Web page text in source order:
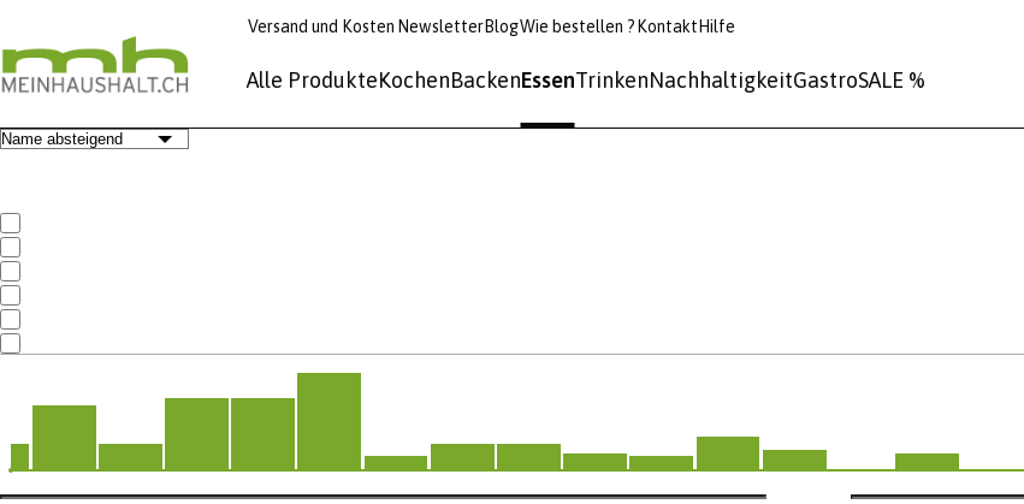
Versand und Kosten NewsletterBlogWie bestellen ? Kontakt Hilfe
Alle ProdukteKochenBackenEssenTrinkenNachhaltigkeitGastroSALE %